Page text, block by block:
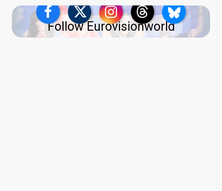
Follow Eurovisionworld